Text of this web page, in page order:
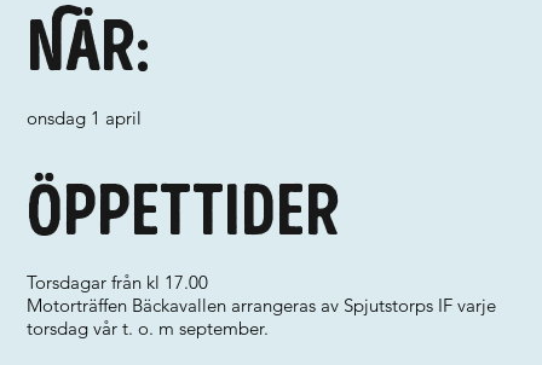
När:
onsdag 1 april
Öppettider
Torsdagar från kl 17.00
Motorträffen Bäckavallen arrangeras av Spjutstorps IF varje
torsdag vår t. o. m september.